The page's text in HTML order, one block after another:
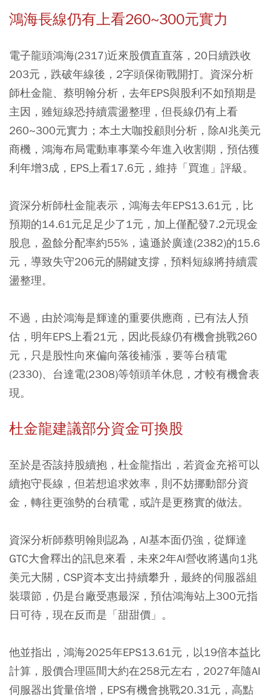
鴻海長線仍有上看260~300元實力
電子龍頭鴻海(2317)近來股價直直落，20日續跌收
203元，跌破年線後，2字頭保衛戰開打。資深分析
師杜金龍、蔡明翰分析，去年EPS與股利不如預期是
主因，雖短線恐持續震盪整理，但長線仍有上看
260~300元實力；本土大咖投顧則分析，除AI兆美元
商機，鴻海布局電動車事業今年進入收割期，預估獲
利年增3成，EPS上看17.6元，維持「買進」評級。
資深分析師杜金龍表示，鴻海去年EPS13.61元，比
預期的14.61元足足少了1元，加上僅配發7.2元現金
股息，盈餘分配率約55%，遠遜於廣達(2382)的15.6
元，導致失守206元的關鍵支撐，預料短線將持續震
盪整理。
不過，由於鴻海是輝達的重要供應商，已有法人預
估，明年EPS上看21元，因此長線仍有機會挑戰260
元，只是股性向來偏向落後補漲，要等台積電
(2330)、台達電(2308)等領頭羊休息，才較有機會表
現。
杜金龍建議部分資金可換股
至於是否該持股續抱，杜金龍指出，若資金充裕可以
續抱守長線，但若想追求效率，則不妨挪動部分資
金，轉往更強勢的台積電，或許是更務實的做法。
資深分析師蔡明翰則認為，AI基本面仍強，從輝達
GTC大會釋出的訊息來看，未來2年AI營收將邁向1兆
美元大關，CSP資本支出持續攀升，最終的伺服器組
裝環節，仍是台廠受惠最深，預估鴻海站上300元指
日可待，現在反而是「甜甜價」。
他並指出，鴻海2025年EPS13.61元，以19倍本益比
計算，股價合理區間大約在258元左右，2027年隨AI
伺服器出貨量倍增，EPS有機會挑戰20.31元，高點